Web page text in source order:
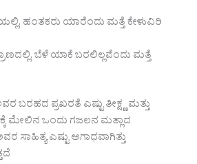
ಹಂತಕರು ಯಾರೆಂದು ಮತ್ತೆ ಕೇಳುವಿರಿ
ಬೆಳೆ ಯಾಕೆ ಬರಲಿಲ್ಲವೆಂದು ಮತ್ತೆ
ಪ್ರಖರತೆ ಎಷ್ಟು ತೀಕ್ಷ್ಣ ಮತ್ತು
ಮೇಲಿನ ಒಂದು ಗಜಲನ ಮತ್ಲಾದ
ಸಾಹಿತ್ಯ ಎಷ್ಟು ಅಗಾಧವಾಗಿತ್ತು